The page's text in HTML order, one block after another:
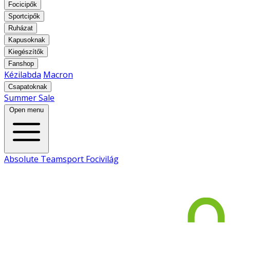
Focicipők
Sportcipők
Ruházat
Kapusoknak
Kiegészítők
Fanshop
Kézilabda Macron
Csapatoknak
Summer Sale
Open menu
Absolute Teamsport Focivilág